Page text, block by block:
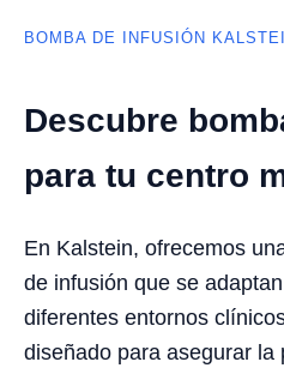
BOMBA DE INFUSIÓN
Descubre
para tu centro
En Kalstein, ofrecemos
de infusión que se
diferentes entornos
diseñado para asegurar la